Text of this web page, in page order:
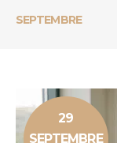
SEPTEMBRE
29
SEPTEMBRE